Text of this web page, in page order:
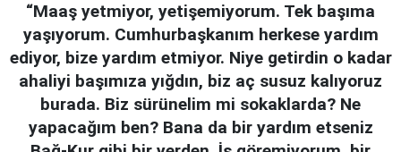
“Maaş yetmiyor, yetişemiyorum. Tek başıma
yaşıyorum. Cumhurbaşkanım herkese yardım
ediyor, bize yardım etmiyor. Niye getirdin o kadar
ahaliyi başımıza yığdın, biz aç susuz kalıyoruz
burada. Biz sürünelim mi sokaklarda? Ne
yapacağım ben? Bana da bir yardım etseniz